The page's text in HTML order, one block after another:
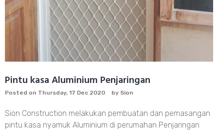
Pintu kasa Aluminium Penjaringan
Posted on Thursday, 17 Dec 2020 by Sion
Sion Construction melakukan pembuatan dan pemasangan
pintu kasa nyamuk Aluminium di perumahan Penjaringan